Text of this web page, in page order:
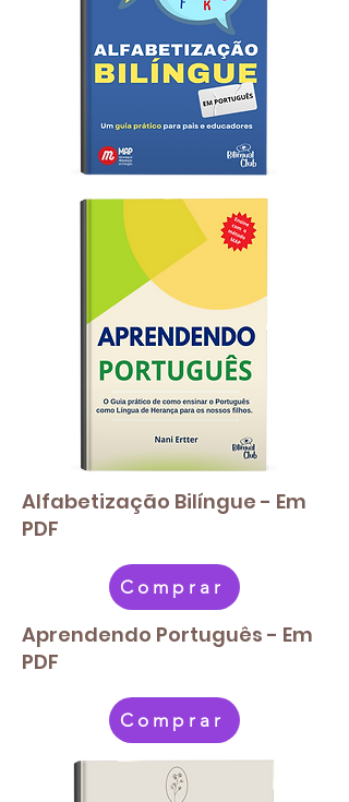
Alfabetização Bilíngue - Em
PDF
Comprar
Aprendendo Português - Em
PDF
Comprar